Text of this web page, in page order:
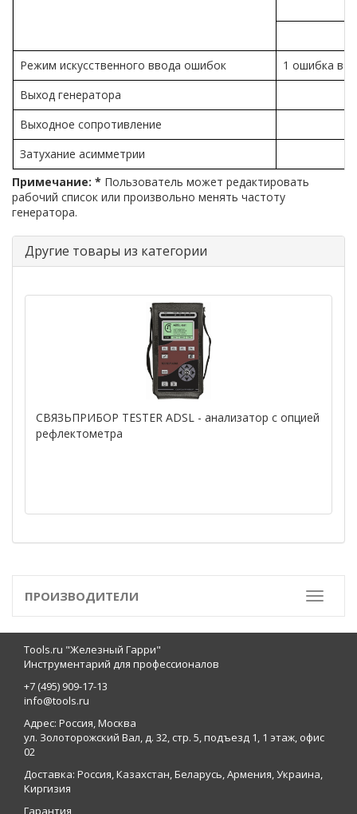
Режим искусственного ввода ошибок
1 ошибка в
Выход генератора
Выходное сопротивление
Затухание асимметрии
Примечание: * Пользователь может редактировать
рабочий список или произвольно менять частоту
генератора.
Другие товары из категории
СВЯЗЬПРИБОР TESTER ADSL - анализатор с опцией
рефлектометра
Toggle
ПРОИЗВОДИТЕЛИ
Tools.ru "Железный Гарри"
Инструментарий для профессионалов
+7 (495) 909-17-13
info@tools.ru
Адрес: Россия, Москва
ул. Золоторожский Вал, д. 32, стр. 5, подъезд 1, 1 этаж, офис
02
Доставка: Россия, Казахстан, Беларусь, Армения, Украина,
Киргизия
Гарантия